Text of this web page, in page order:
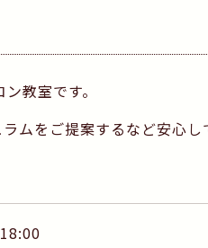
教室です。
ムをご提案するなど安心し